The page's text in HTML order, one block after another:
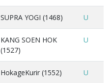
SUPRA YOGI (1468) U
KANG SOEN HOK
(1527)
U
HokageKurir (1552) U